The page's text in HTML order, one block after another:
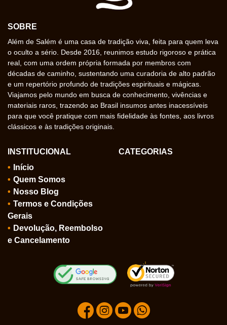
SOBRE
Além de Salém é uma casa de tradição viva, feita para quem leva
o oculto a sério. Desde 2016, reunimos estudo rigoroso e prática
real, com uma ordem própria formada por membros com
décadas de caminho, sustentando uma curadoria de alto padrão
e um repertório profundo de tradições espirituais e mágicas.
Viajamos pelo mundo em busca de conhecimento, vivências e
materiais raros, trazendo ao Brasil insumos antes inacessíveis
para que você pratique com mais fidelidade às fontes, aos livros
clássicos e às tradições originais.
INSTITUCIONAL
Início
Quem Somos
Nosso Blog
Termos e Condições
Gerais
Devolução, Reembolso
e Cancelamento
CATEGORIAS